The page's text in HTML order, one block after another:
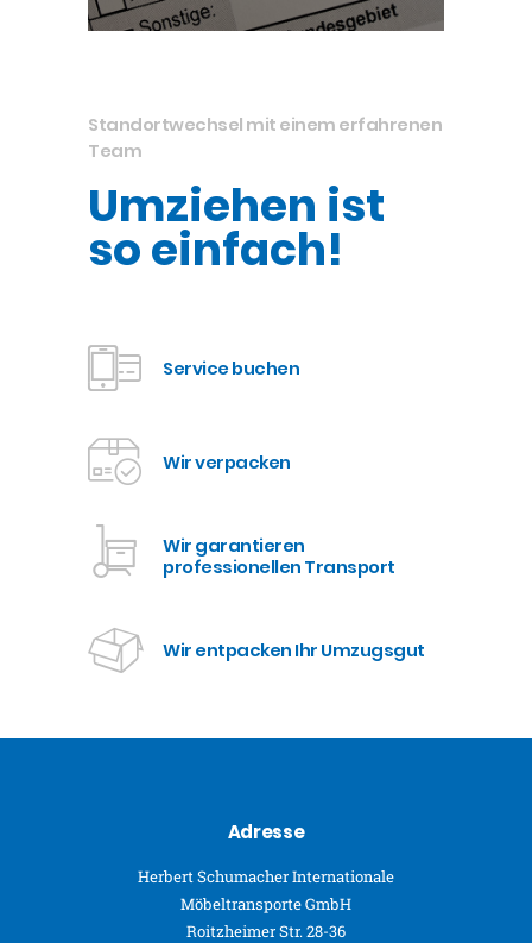
Standortwechsel mit einem erfahrenen
Team
Umziehen ist
so einfach!
Service buchen
Wir verpacken
Wir garantieren
professionellen Transport
Wir entpacken Ihr Umzugsgut
Adresse
Herbert Schumacher Internationale
Möbeltransporte GmbH
Roitzheimer Str. 28-36